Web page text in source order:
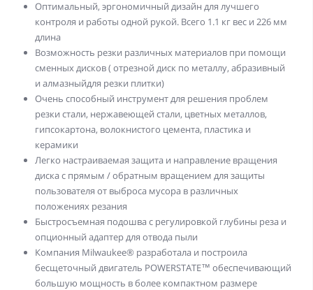
Оптимальный, эргономичный дизайн для лучшего
контроля и работы одной рукой. Всего 1.1 кг вес и 226 мм
длина
Возможность резки различных материалов при помощи
сменных дисков ( отрезной диск по металлу, абразивный
и алмазныйдля резки плитки)
Очень способный инструмент для решения проблем
резки стали, нержавеющей стали, цветных металлов,
гипсокартона, волокнистого цемента, пластика и
керамики
Легко настраиваемая защита и направление вращения
диска с прямым / обратным вращением для защиты
пользователя от выброса мусора в различных
положениях резания
Быстросъемная подошва с регулировкой глубины реза и
опционный адаптер для отвода пыли
Компания Milwaukee® разработала и построила
бесщеточный двигатель POWERSTATE™ обеспечивающий
большую мощность в более компактном размере